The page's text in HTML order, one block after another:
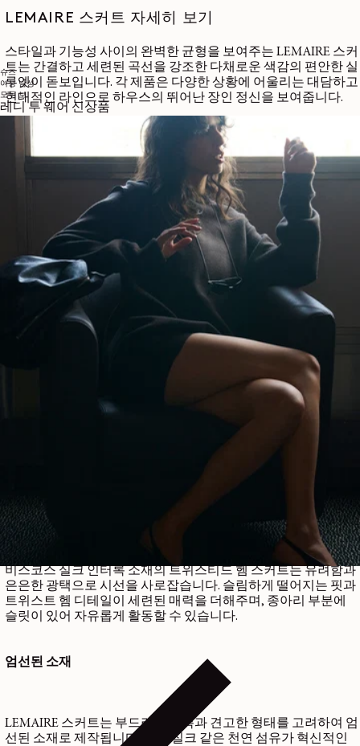
슈즈
여성 남성
모두 보
레디 투 웨어 신상품
LEMAIRE 스커트 자세히 보기
스타일과 기능성 사이의 완벽한 균형을 보여주는 LEMAIRE 스커
트는 간결하고 세련된 곡선을 강조한 다채로운 색감의 편안한 실
루엣이 돋보입니다. 각 제품은 다양한 상황에 어울리는 대담하고
현대적인 라인으로 하우스의 뛰어난 장인 정신을 보여줍니다.
매혹적인 라인의 컬렉션
피스 다잉 코튼 포플린 소재의 버튼 롱 스커트는 스트레이트 컷
과 발목까지 오는 길이감이 특징입니다. 탈착 가능한 3D 포켓과
조절 가능한 벨트가 자신감 넘치는 세련된 실루엣을 선사하며,
코로조(corozo) 버튼이 장인의 진정성을 더해줍니다.
더욱 유니크한 매력을 지닌 가벼운 블랙
소재의 슬릿 스커
트는 오른쪽 허벅지의 곡선 슬릿으로 강조된 구조적인 실루엣을
연출합니다. 대조적인 탑스티치와 뒷면의 조절 버클은 LEMAIRE
의 모든 작품에 담긴 세심한 디테일을 보여줍니다.
다양한 활용도와 유려함
LEMAIRE가 추구하는 다채로운 우아함은 테크니컬 리오셀 소재
의 컨버터블 스커트에서 완벽하게 드러납니다. 원하는 대로 열거
는 동시에 다양한 스타일을 연출할 수 있게 해줍니다.
비스코스 실크 인터록 소재의 트위스티드 헴 스커트는 유려함과
은은한 광택으로 시선을 사로잡습니다. 슬림하게 떨어지는 핏과
트위스트 헴 디테일이 세련된 매력을 더해주며, 종아리 부분에
슬릿이 있어 자유롭게 활동할 수 있습니다.
엄선된 소재
LEMAIRE 스커트는 부드러운 감촉과 견고한 형태를 고려하여 엄
선된 소재로 제작됩니다. 면과 실크 같은 천연 섬유가 혁신적인